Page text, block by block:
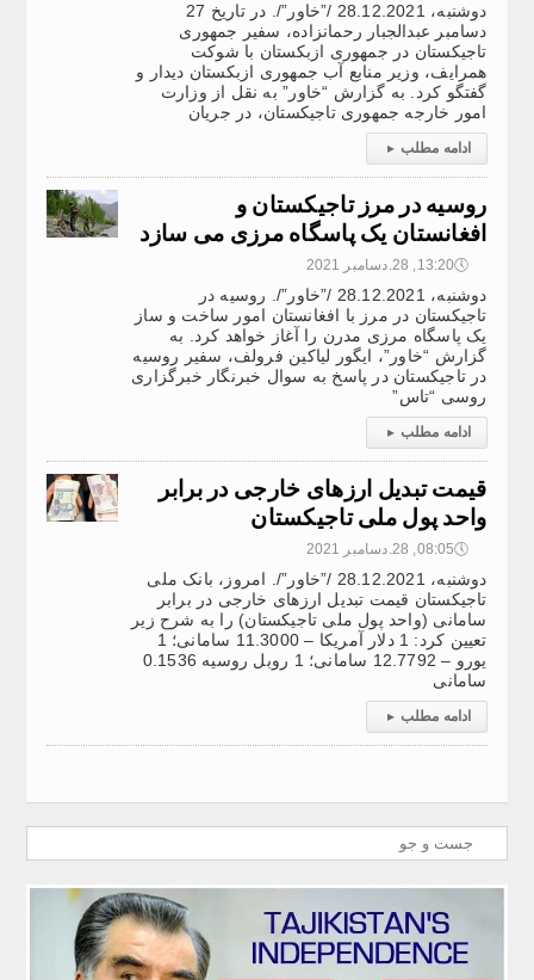
دوشنبه، 28.12.2021 /”خاور”/. در تاریخ 27
دسامبر عبدالجبار رحمانزاده، سفیر جمهوری
تاجیکستان در جمهوری ازبکستان با شوکت
همرایف، وزیر منابع آب جمهوری ازبکستان دیدار و
گفتگو کرد. به گزارش “خاور” به نقل از وزارت
امور خارجه جمهوری تاجیکستان، در جریان
ادامه مطلب ▸
روسیه در مرز تاجیکستان و
افغانستان یک پاسگاه مرزی می سازد
🕔13:20, 28.دسامبر 2021
دوشنبه، 28.12.2021 /”خاور”/. روسیه در
تاجیکستان در مرز با افغانستان امور ساخت و ساز
یک پاسگاه مرزی مدرن را آغاز خواهد کرد. به
گزارش “خاور”، ایگور لیاکین فرولف، سفیر روسیه
در تاجیکستان در پاسخ به سوال خبرنگار خبرگزاری
روسی “تاس”
ادامه مطلب ▸
قیمت تبدیل ارزهای خارجی در برابر
واحد پول ملی تاجیکستان
🕔08:05, 28.دسامبر 2021
دوشنبه، 28.12.2021 /”خاور”/. امروز، بانک ملی
تاجیکستان قیمت تبدیل ارزهای خارجی در برابر
سامانی (واحد پول ملی تاجیکستان) را به شرح زیر
تعیین کرد: 1 دلار آمریکا – 11.3000 سامانی؛ 1
یورو – 12.7792 سامانی؛ 1 روبل روسیه 0.1536
سامانی
ادامه مطلب ▸